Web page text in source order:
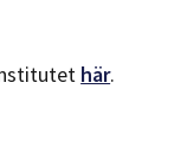
här.